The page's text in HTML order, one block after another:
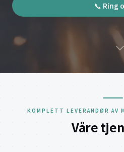
📞 Ring
KOMPLETT LEVERANDØR AV
Våre